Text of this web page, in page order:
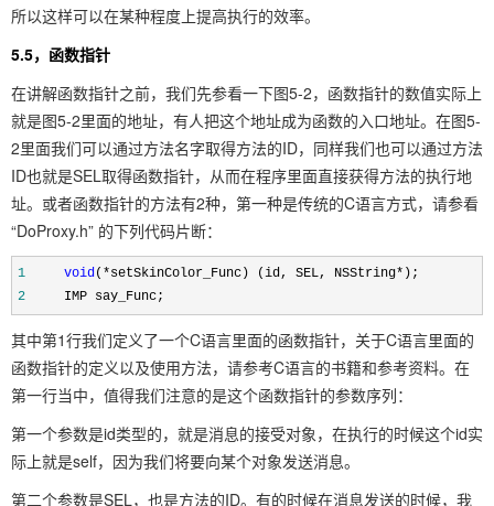
所以这样可以在某种程度上提高执行的效率。
5.5，函数指针
在讲解函数指针之前，我们先参看一下图5-2，函数指针的数值实际上
就是图5-2里面的地址，有人把这个地址成为函数的入口地址。在图5-
2里面我们可以通过方法名字取得方法的ID，同样我们也可以通过方法
ID也就是SEL取得函数指针，从而在程序里面直接获得方法的执行地
址。或者函数指针的方法有2种，第一种是传统的C语言方式，请参看
“DoProxy.h” 的下列代码片断：
1 void( *setSkinColor_Func) (id, SEL, NSString* );
2
IMP say_Func;
其中第1行我们定义了一个C语言里面的函数指针，关于C语言里面的
函数指针的定义以及使用方法，请参考C语言的书籍和参考资料。在
第一行当中，值得我们注意的是这个函数指针的参数序列：
第一个参数是id类型的，就是消息的接受对象，在执行的时候这个id实
际上就是self，因为我们将要向某个对象发送消息。
第二个参数是SEL，也是方法的ID。有的时候在消息发送的时候，我